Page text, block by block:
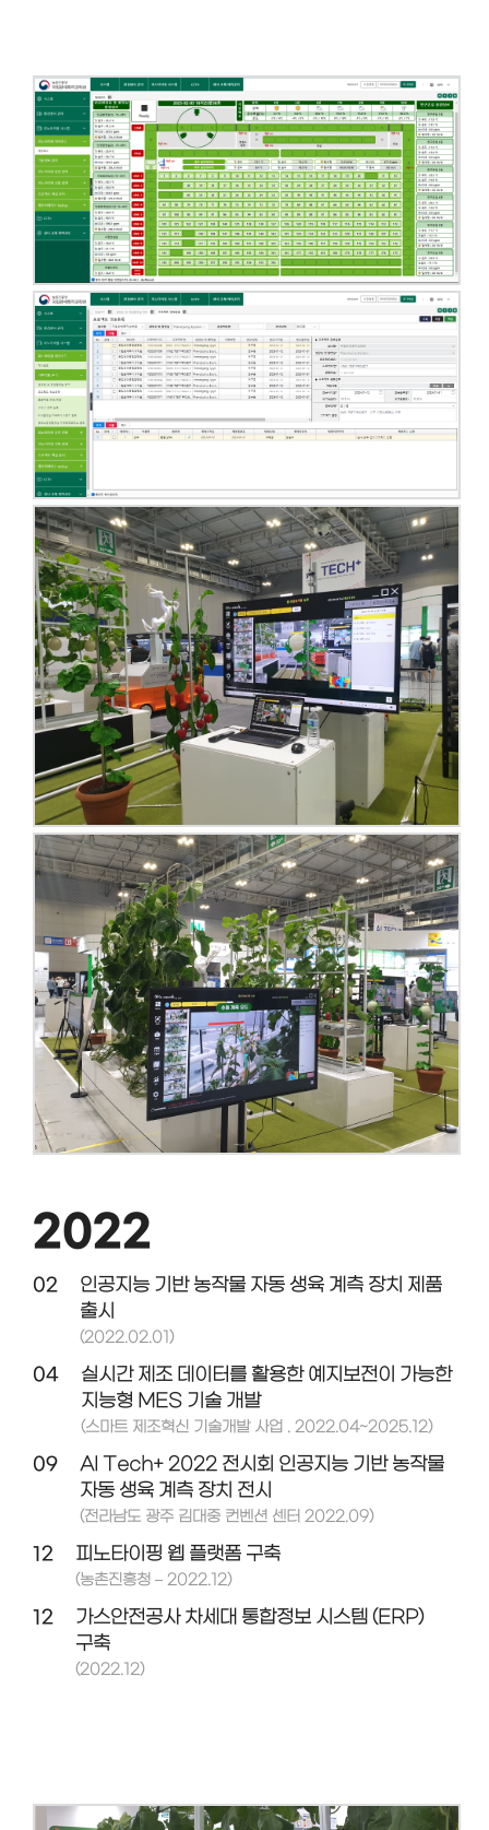
2022
02
인공지능 기반 농작물 자동 생육 계측 장치 제품
출시
(2022.02.01)
04
실시간 제조 데이터를 활용한 예지보전이 가능한
지능형 MES 기술 개발
(스마트 제조혁신 기술개발 사업 . 2022.04~2025.12)
09
AI Tech+ 2022 전시회 인공지능 기반 농작물
자동 생육 계측 장치 전시
(전라남도 광주 김대중 컨벤션 센터 2022.09)
12 피노타이핑 웹 플랫폼 구축
(농촌진흥청 – 2022.12)
12
가스안전공사 차세대 통합정보 시스템 (ERP)
구축
(2022.12)